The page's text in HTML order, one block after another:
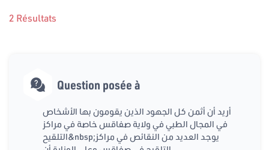
2 Résultats
Question posée à
أريد أن أثمن كل الجهود الذين يقومون بها الأشخاص
في المجال الطبي في ولاية صفاقس خاصة في مراكز
التلقيح&nbsp;يوجد العديد من النقائص في مراكز